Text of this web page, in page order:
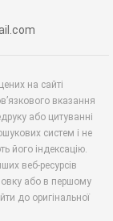
на сайті
вказання
або цитуванні
систем і не
його індексацію.
веб-ресурсів
або в першому
до оригінальної